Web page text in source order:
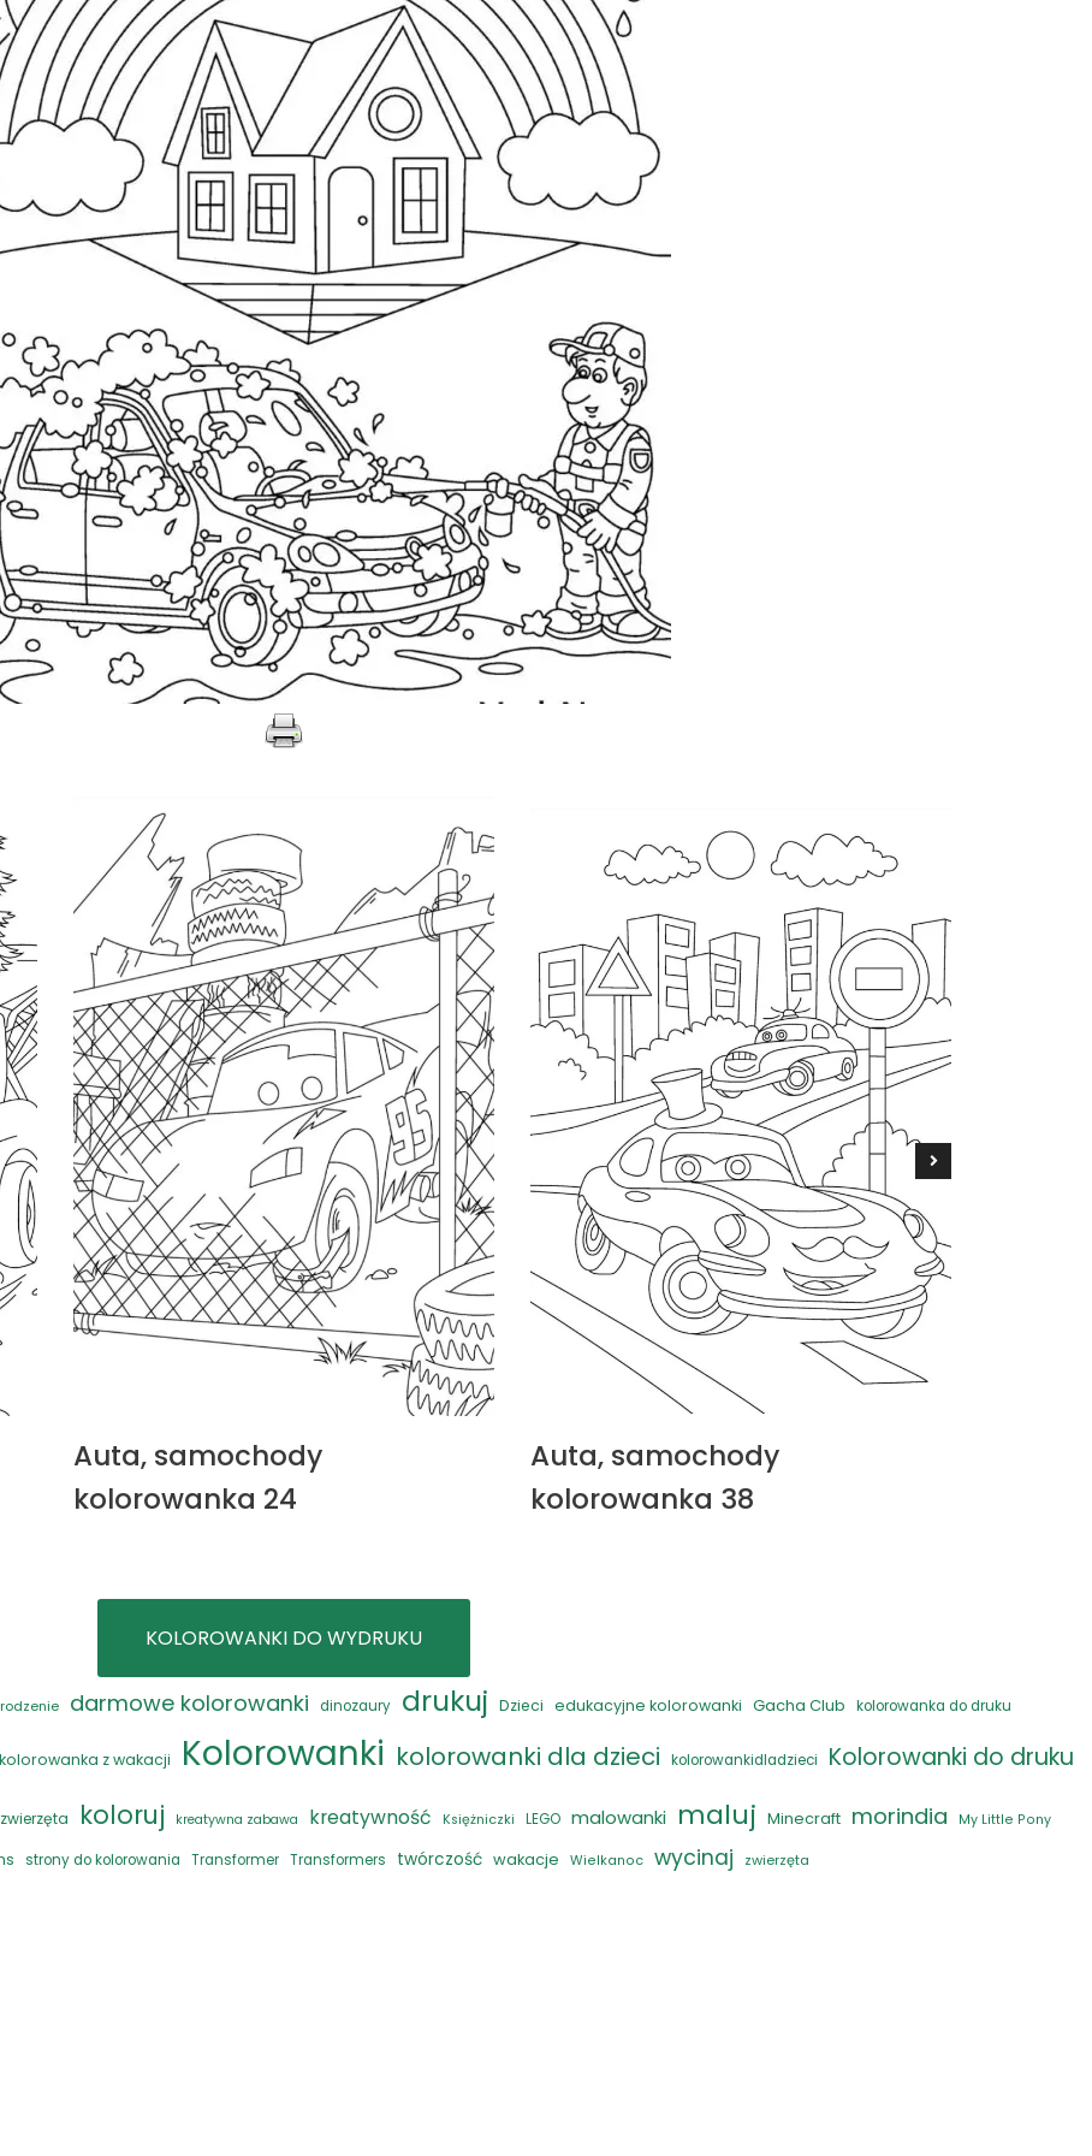
Auta, samochody
kolorowanka 24
Auta, samochody
kolorowanka 38
KOLOROWANKI DO WYDRUKU
darmowe kolorowanki dinozaury drukuj Dzieci edukacyjne kolorowanki Gacha Club kolorowanka do druku
kolorowanka z wakacji Kolorowanki kolorowanki dla dzieci kolorowankidladzieci Kolorowanki do druku
koloruj kreatywna zabawa kreatywność Księżniczki LEGO malowanki maluj Minecraft morindia My Little Pony
strony do kolorowania Transformer Transformers twórczość wakacje Wielkanoc wycinaj zwierzęta